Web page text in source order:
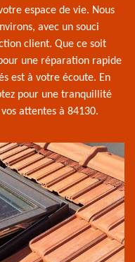
espace de vie. Nous
avec un souci
client. Que ce soit
une réparation rapide
est à votre écoute. En
pour une tranquillité
attentes à 84130.